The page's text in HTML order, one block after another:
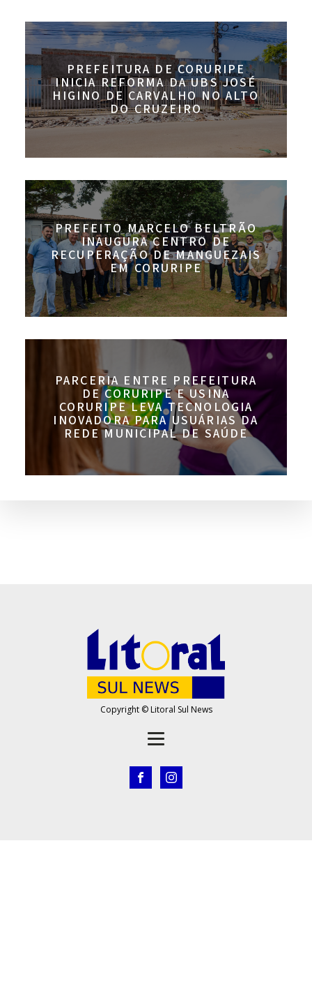
PREFEITURA DE CORURIPE
INICIA REFORMA DA UBS JOSÉ
HIGINO DE CARVALHO NO ALTO
DO CRUZEIRO
PREFEITO MARCELO BELTRÃO
INAUGURA CENTRO DE
RECUPERAÇÃO DE MANGUEZAIS
EM CORURIPE
PARCERIA ENTRE PREFEITURA
DE CORURIPE E USINA
CORURIPE LEVA TECNOLOGIA
INOVADORA PARA USUÁRIAS DA
REDE MUNICIPAL DE SAÚDE
Copyright © Litoral Sul News